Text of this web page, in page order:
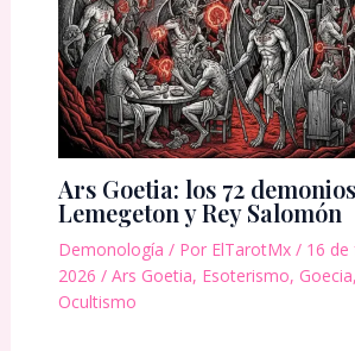
Ars Goetia: los 72
Lemegeton y Rey Salomón
Demonología / Por ElTarotMx / 16 de
2026 / Ars Goetia, Esoterismo, Goecia,
Ocultismo